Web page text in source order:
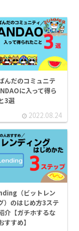
んだのコミュニテ
に入って得ら
3選
2022.08.24
（ビットレン
）のはじめ方3ステ
介【ガチホするな
すすめ】